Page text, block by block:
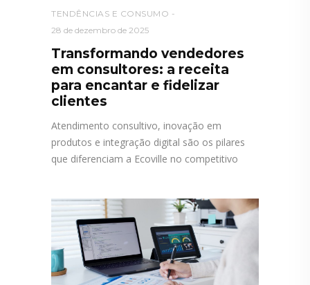
TENDÊNCIAS E CONSUMO
28 de dezembro de 2025
Transformando vendedores
em consultores: a receita
para encantar e fidelizar
clientes
Atendimento consultivo, inovação em
produtos e integração digital são os pilares
que diferenciam a Ecoville no competitivo